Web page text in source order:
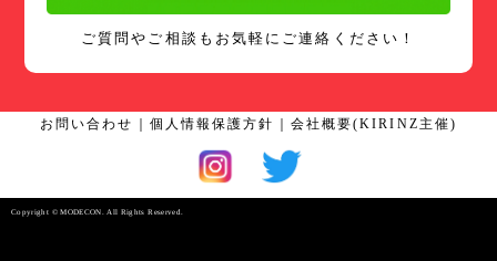
ご質問やご相談もお気軽にご連絡ください！
お問い合わせ ｜ 個人情報保護方針 ｜ 会社概要(KIRINZ主催)
Copyright © MODECON. All Rights Reserved.